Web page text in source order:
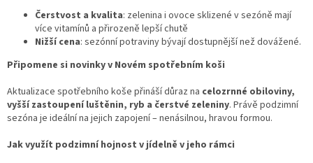
Čerstvost a kvalita: zelenina i ovoce sklizené v sezóně mají
více vitamínů a přirozeně lepší chutě
Nižší cena: sezónní potraviny bývají dostupnější než dovážené.
Připomene si novinky v Novém spotřebním koši
Aktualizace spotřebního koše přináší důraz na celozrnné obiloviny,
vyšší zastoupení luštěnin, ryb a čerstvé zeleniny. Právě podzimní
sezóna je ideální na jejich zapojení – nenásilnou, hravou formou.
Jak využít podzimní hojnost v jídelně v jeho rámci